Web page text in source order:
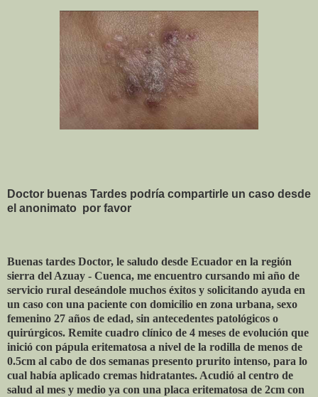
Doctor buenas Tardes podría compartirle un caso desde
el anonimato por favor
Buenas tardes Doctor, le saludo desde Ecuador en la región
sierra del Azuay - Cuenca, me encuentro cursando mi año de
servicio rural deseándole muchos éxitos y solicitando ayuda en
un caso con una paciente con domicilio en zona urbana, sexo
femenino 27 años de edad, sin antecedentes patológicos o
quirúrgicos. Remite cuadro clínico de 4 meses de evolución que
inició con pápula eritematosa a nivel de la rodilla de menos de
0.5cm al cabo de dos semanas presento prurito intenso, para lo
cual había aplicado cremas hidratantes. Acudió al centro de
salud al mes y medio ya con una placa eritematosa de 2cm con